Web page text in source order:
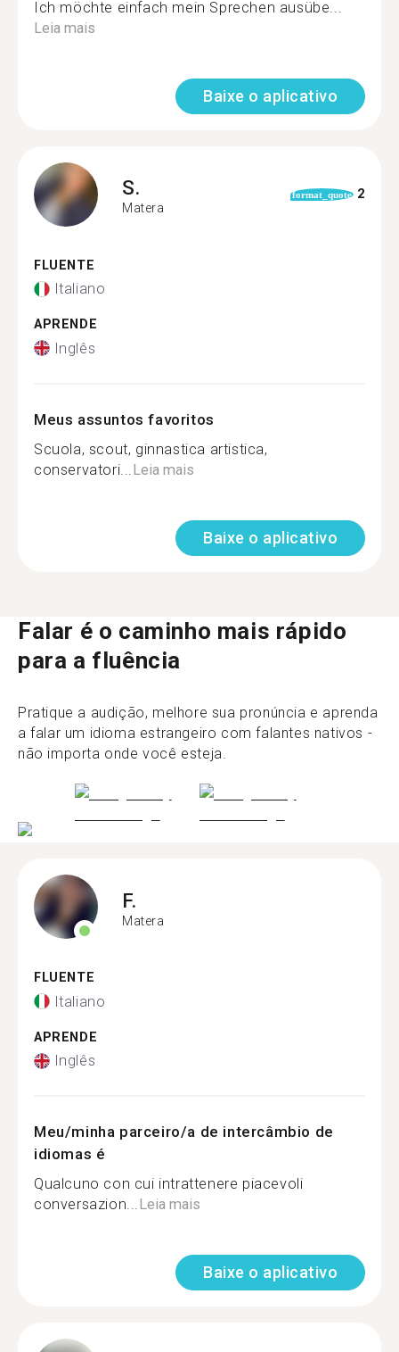
Ich möchte einfach mein Sprechen ausübe...
Leia mais
Baixe o aplicativo
S.
Matera
format_quote 2
FLUENTE
Italiano
APRENDE
Inglês
Meus assuntos favoritos
Scuola, scout, ginnastica artistica,
conservatori... Leia mais
Baixe o aplicativo
Falar é o caminho mais rápido
para a fluência
Pratique a audição, melhore sua pronúncia e aprenda
a falar um idioma estrangeiro com falantes nativos -
não importa onde você esteja.
F.
Matera
FLUENTE
Italiano
APRENDE
Inglês
Meu/minha parceiro/a de intercâmbio de
idiomas é
Qualcuno con cui intrattenere piacevoli
conversazion...Leia mais
Baixe o aplicativo